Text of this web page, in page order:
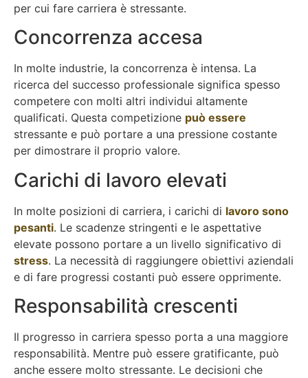
per cui fare carriera è stressante.
Concorrenza accesa
In molte industrie, la concorrenza è intensa. La
ricerca del successo professionale significa spesso
competere con molti altri individui altamente
qualificati. Questa competizione può essere
stressante e può portare a una pressione costante
per dimostrare il proprio valore.
Carichi di lavoro elevati
In molte posizioni di carriera, i carichi di lavoro sono
pesanti. Le scadenze stringenti e le aspettative
elevate possono portare a un livello significativo di
stress. La necessità di raggiungere obiettivi aziendali
e di fare progressi costanti può essere opprimente.
Responsabilità crescenti
Il progresso in carriera spesso porta a una maggiore
responsabilità. Mentre può essere gratificante, può
anche essere molto stressante. Le decisioni che